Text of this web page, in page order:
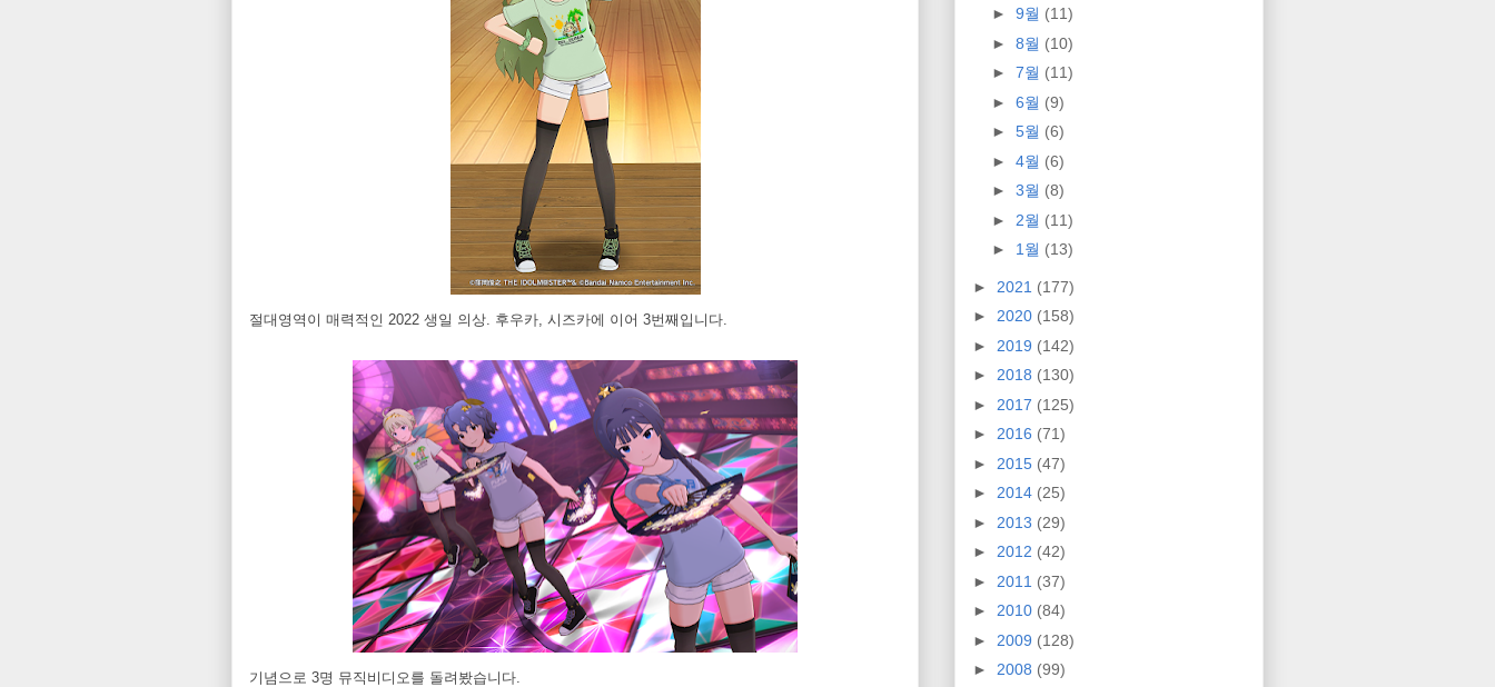
절대영역이 매력적인 2022 생일 의상. 후우카, 시즈카에 이어 3번째입니다.
기념으로 3명 뮤직비디오를 돌려봤습니다.
► 9월 (11)
► 8월 (10)
► 7월 (11)
► 6월 (9)
► 5월 (6)
► 4월 (6)
► 3월 (8)
► 2월 (11)
► 1월 (13)
► 2021 (177)
► 2020 (158)
► 2019 (142)
► 2018 (130)
► 2017 (125)
► 2016 (71)
► 2015 (47)
► 2014 (25)
► 2013 (29)
► 2012 (42)
► 2011 (37)
► 2010 (84)
► 2009 (128)
► 2008 (99)